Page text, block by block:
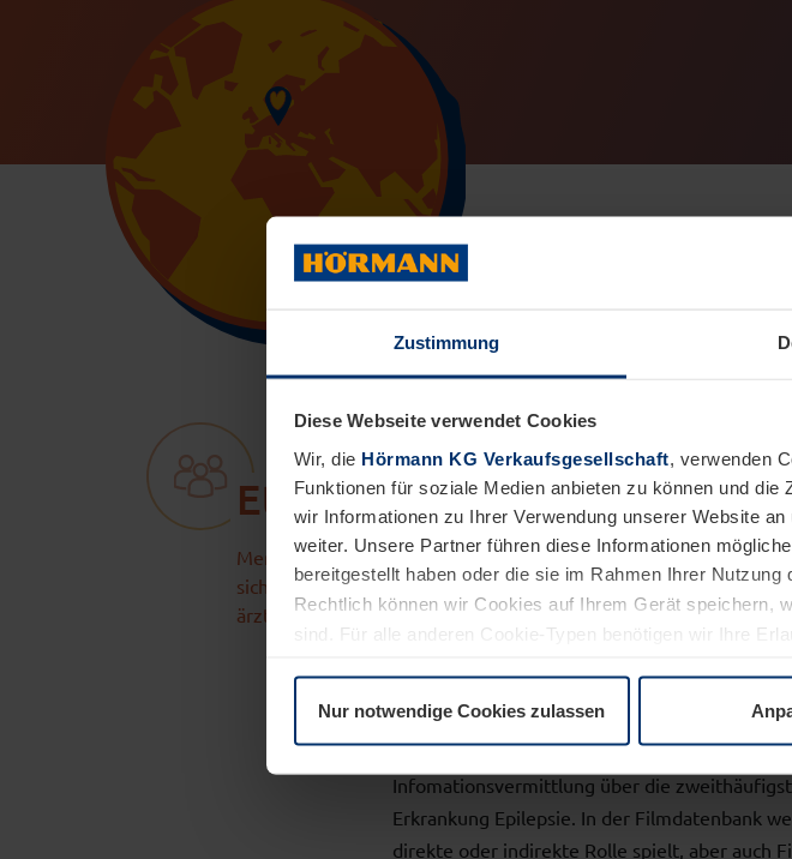
Zustimmung
Diese Webseite verwendet Cookies
Wir, die Hörmann KG Verkaufsgesellschaft, verwenden
Funktionen für soziale Medien anbieten zu können und
wir Informationen zu Ihrer Verwendung unserer Website
weiter. Unsere Partner führen diese Informationen
bereitgestellt haben oder die sie im Rahmen Ihrer Nutzung
Rechtlich können wir Cookies auf Ihrem Gerät speichern,
sind. Für alle anderen Cookie-Typen benötigen wir Ihre
Nur notwendige Cookies zulassen
Etwa 800.000
Menschen in Deutschland befinden
sich aufgrund von Epilepsie in
ärztlicher Behandlung
500
stehen in
Verfügung
Das Projekt "EMDb – Epilepsy Movie
Infomationsvermittlung über die
Erkrankung Epilepsie. In der Filmdatenbank
direkte oder indirekte Rolle spielt, aber auch